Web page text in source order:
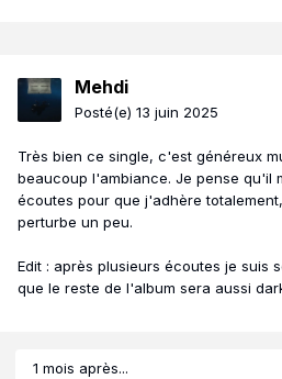
Mehdi
Posté(e) 13 juin 2025
Très bien ce single, c'est généreux
beaucoup l'ambiance. Je pense qu'il
écoutes pour que j'adhère
perturbe un peu.
Edit : après plusieurs écoutes je suis
que le reste de l'album sera aussi
1 mois après...